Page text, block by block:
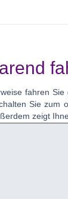
fahren
Sie zum
zeigt